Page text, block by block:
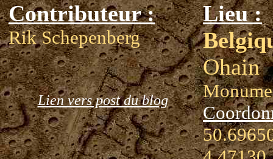
Contributeur :
Rik Schepenberg
Lien vers post du blog
Lieu :
Ohain